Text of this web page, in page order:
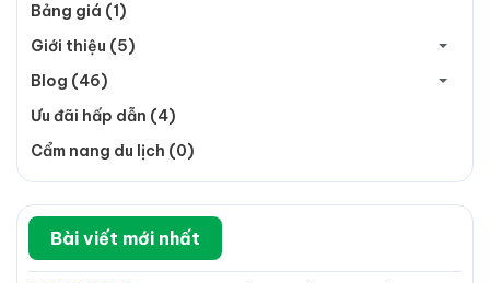
Bảng giá (1)
Giới thiệu (5)
Blog (46)
Ưu đãi hấp dẫn (4)
Cẩm nang du lịch (0)
Bài viết mới nhất